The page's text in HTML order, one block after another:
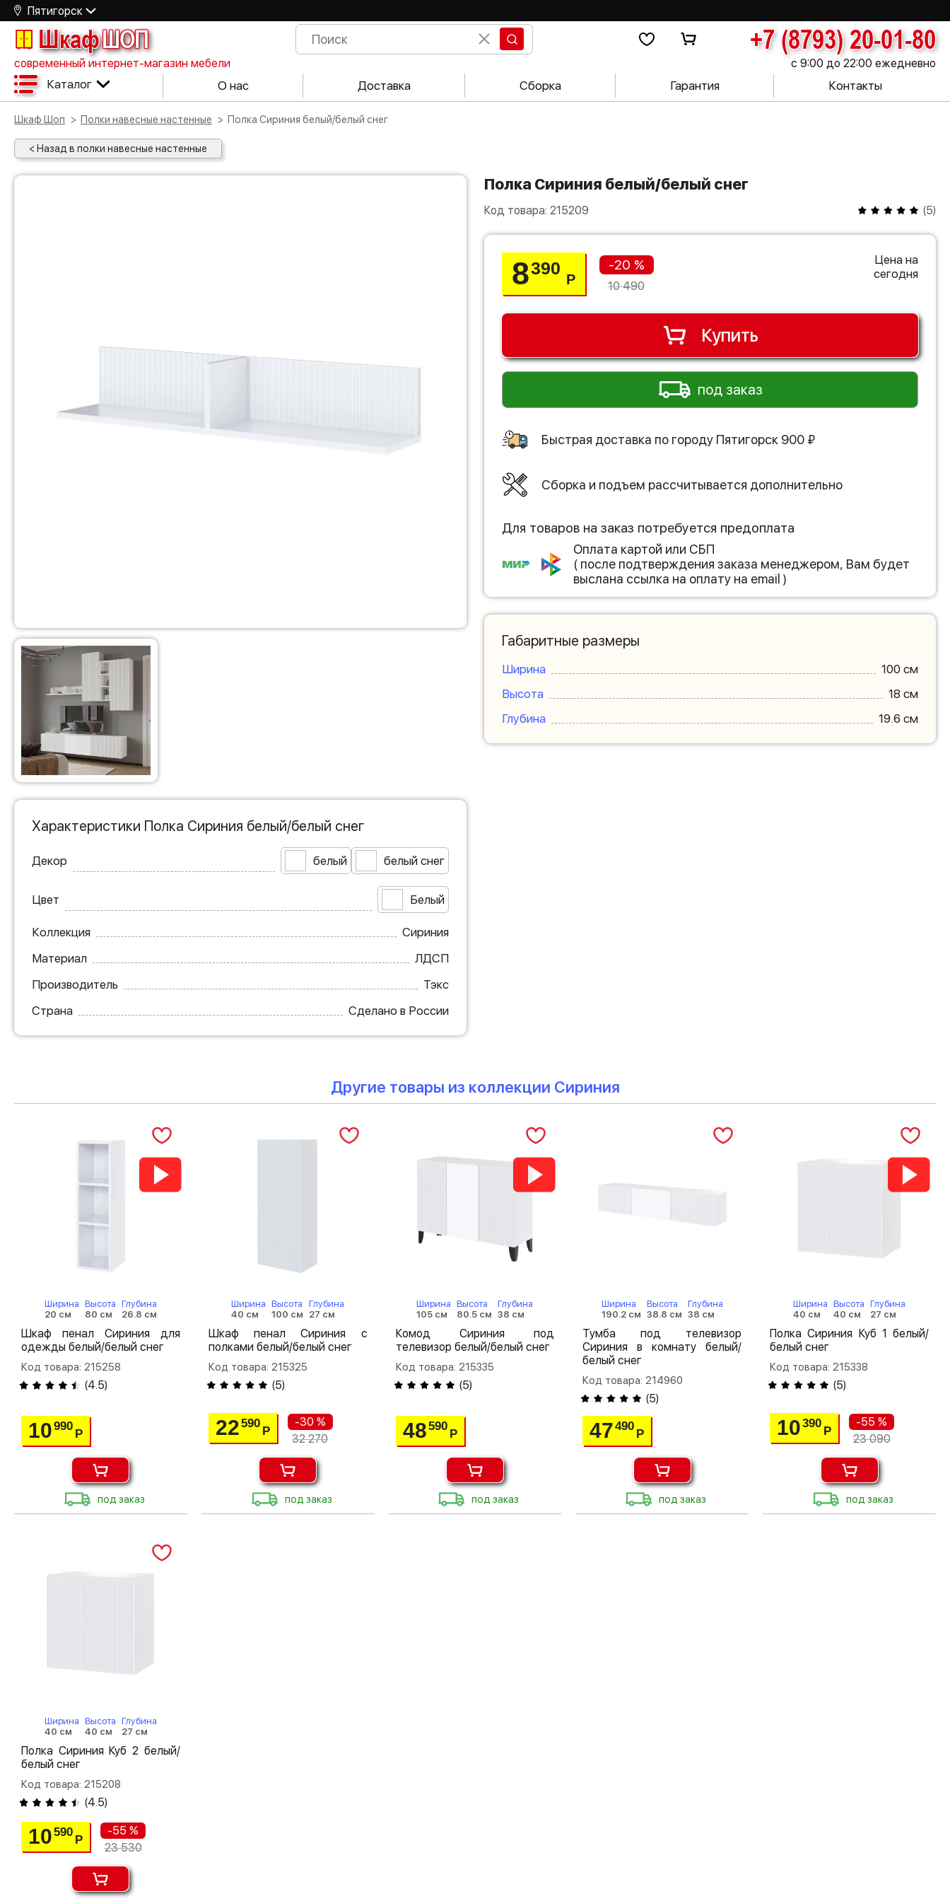
Пятигорск
ШкафШОП +7 (8793) 20-01-80
современный интернет-магазин мебели с 9:00 до 22:00 ежедневно
Каталог О нас Доставка Сборка Гарантия Контакты
Шкаф Шоп Полки навесные настенные Полка Сириния белый/белый снег
< Назад в полки навесные настенные
Полка Сириния белый/белый снег
Код товара: 215209 (5)
8390
Р
-20 %
10 490
Цена на
сегодня
Купить
под заказ
Быстрая доставка по городу Пятигорск 900 ₽
Сборка и подъем рассчитывается дополнительно
Для товаров на заказ потребуется предоплата
Оплата картой или СБП
( после подтверждения заказа менеджером, Вам будет
выслана ссылка на оплату на email )
Габаритные размеры
Ширина
100 см
Высота
18 см
Глубина
19.6 см
Характеристики Полка Сириния белый/белый снег
Декор белый белый снег
Цвет Белый
Коллекция
Сириния
Материал
ЛДСП
Производитель
Тэкс
Страна
Сделано в России
Другие товары из коллекции Сириния
Ширина
20 см
Высота
80 см
Глубина
26.8 см
Шкаф пенал Сириния для
одежды белый/белый снег
Код товара: 215258
(4.5)
10990
Р
под заказ
Ширина
40 см
Высота
100 см
Глубина
27 см
Шкаф пенал Сириния с
полками белый/белый снег
Код товара: 215325
(5)
22590
Р
-30 %
32 270
под заказ
Ширина
105 см
Высота
80.5 см
Глубина
38 см
Комод Сириния под
телевизор белый/белый снег
Код товара: 215335
(5)
48590
Р
под заказ
Ширина
190.2 см
Высота
38.8 см
Глубина
38 см
Тумба под телевизор
Сириния в комнату белый/
белый снег
Код товара: 214960
(5)
47490
Р
под заказ
Ширина
40 см
Высота
40 см
Глубина
27 см
Полка Сириния Куб 1 белый/
белый снег
Код товара: 215338
(5)
10390
Р
-55 %
23 090
под заказ
Ширина
40 см
Высота
40 см
Глубина
27 см
Полка Сириния Куб 2 белый/
белый снег
Код товара: 215208
(4.5)
10590
Р
-55 %
23 530